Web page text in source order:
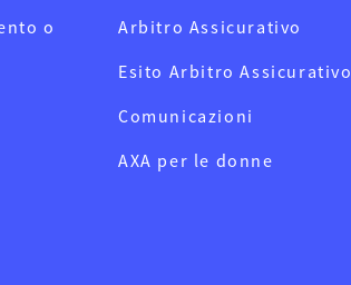
o
Arbitro Assicurativo
Esito Arbitro Assicurativo
Comunicazioni
AXA per le donne